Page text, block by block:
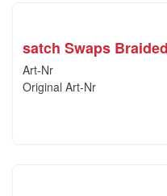
satch Swaps
Art-Nr
Original Art-Nr